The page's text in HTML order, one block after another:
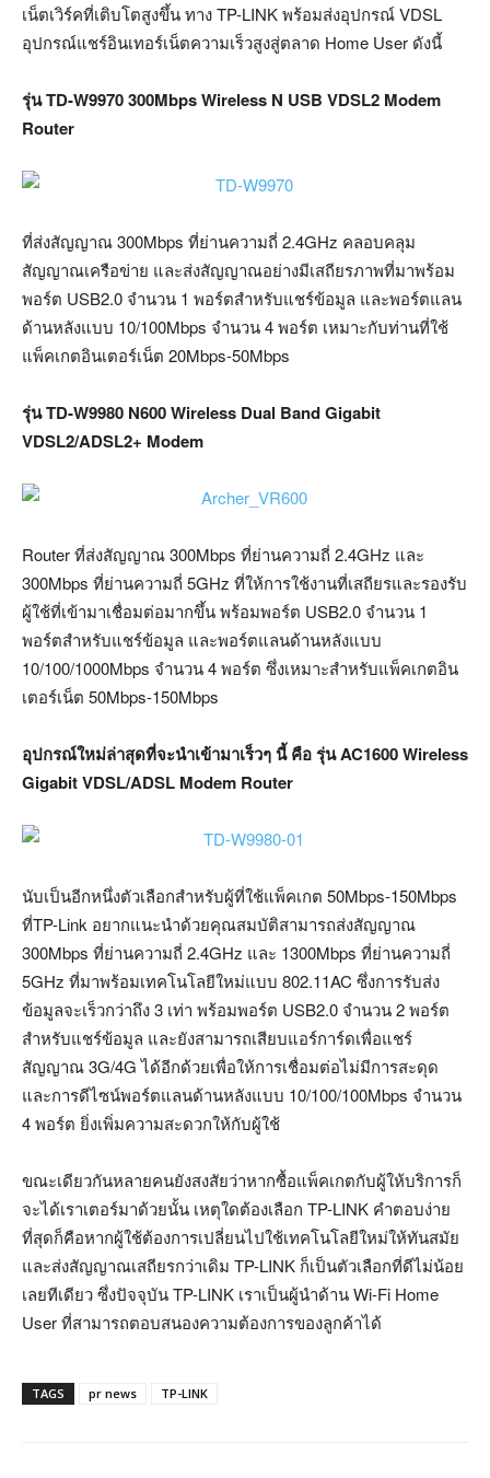
เน็ตเวิร์คที่เติบโตสูงขึ้น ทาง TP-LINK พร้อมส่งอุปกรณ์ VDSL
อุปกรณ์แชร์อินเทอร์เน็ตความเร็วสูงสู่ตลาด Home User ดังนี้
รุ่น TD-W9970 300Mbps Wireless N USB VDSL2 Modem
Router
ที่ส่งสัญญาณ 300Mbps ที่ย่านความถี่ 2.4GHz คลอบคลุม
สัญญาณเครือข่าย และส่งสัญญาณอย่างมีเสถียรภาพที่มาพร้อม
พอร์ต USB2.0 จำนวน 1 พอร์ตสำหรับแชร์ข้อมูล และพอร์ตแลน
ด้านหลังแบบ 10/100Mbps จำนวน 4 พอร์ต เหมาะกับท่านที่ใช้
แพ็คเกตอินเตอร์เน็ต 20Mbps-50Mbps
รุ่น TD-W9980 N600 Wireless Dual Band Gigabit
VDSL2/ADSL2+ Modem
Router ที่ส่งสัญญาณ 300Mbps ที่ย่านความถี่ 2.4GHz และ
300Mbps ที่ย่านความถี่ 5GHz ที่ให้การใช้งานที่เสถียรและรองรับ
ผู้ใช้ที่เข้ามาเชื่อมต่อมากขึ้น พร้อมพอร์ต USB2.0 จำนวน 1
พอร์ตสำหรับแชร์ข้อมูล และพอร์ตแลนด้านหลังแบบ
10/100/1000Mbps จำนวน 4 พอร์ต ซึ่งเหมาะสำหรับแพ็คเกตอิน
เตอร์เน็ต 50Mbps-150Mbps
อุปกรณ์ใหม่ล่าสุดที่จะนำเข้ามาเร็วๆ นี้ คือ รุ่น AC1600 Wireless
Gigabit VDSL/ADSL Modem Router
นับเป็นอีกหนึ่งตัวเลือกสำหรับผู้ที่ใช้แพ็คเกต 50Mbps-150Mbps
ที่TP-Link อยากแนะนำด้วยคุณสมบัติสามารถส่งสัญญาณ
300Mbps ที่ย่านความถี่ 2.4GHz และ 1300Mbps ที่ย่านความถี่
5GHz ที่มาพร้อมเทคโนโลยีใหม่แบบ 802.11AC ซึ่งการรับส่ง
ข้อมูลจะเร็วกว่าถึง 3 เท่า พร้อมพอร์ต USB2.0 จำนวน 2 พอร์ต
สำหรับแชร์ข้อมูล และยังสามารถเสียบแอร์การ์ดเพื่อแชร์
สัญญาณ 3G/4G ได้อีกด้วยเพื่อให้การเชื่อมต่อไม่มีการสะดุด
และการดีไซน์พอร์ตแลนด้านหลังแบบ 10/100/100Mbps จำนวน
4 พอร์ต ยิ่งเพิ่มความสะดวกให้กับผู้ใช้
ขณะเดียวกันหลายคนยังสงสัยว่าหากซื้อแพ็คเกตกับผู้ให้บริการก็
จะได้เราเตอร์มาด้วยนั้น เหตุใดต้องเลือก TP-LINK คำตอบง่าย
ที่สุดก็คือหากผู้ใช้ต้องการเปลี่ยนไปใช้เทคโนโลยีใหม่ให้ทันสมัย
และส่งสัญญาณเสถียรกว่าเดิม TP-LINK ก็เป็นตัวเลือกที่ดีไม่น้อย
เลยทีเดียว ซึ่งปัจจุบัน TP-LINK เราเป็นผู้นำด้าน Wi-Fi Home
User ที่สามารถตอบสนองความต้องการของลูกค้าได้
TAGS pr news TP-LINK